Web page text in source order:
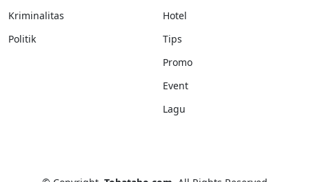
Kriminalitas
Politik
Hotel
Tips
Promo
Event
Lagu